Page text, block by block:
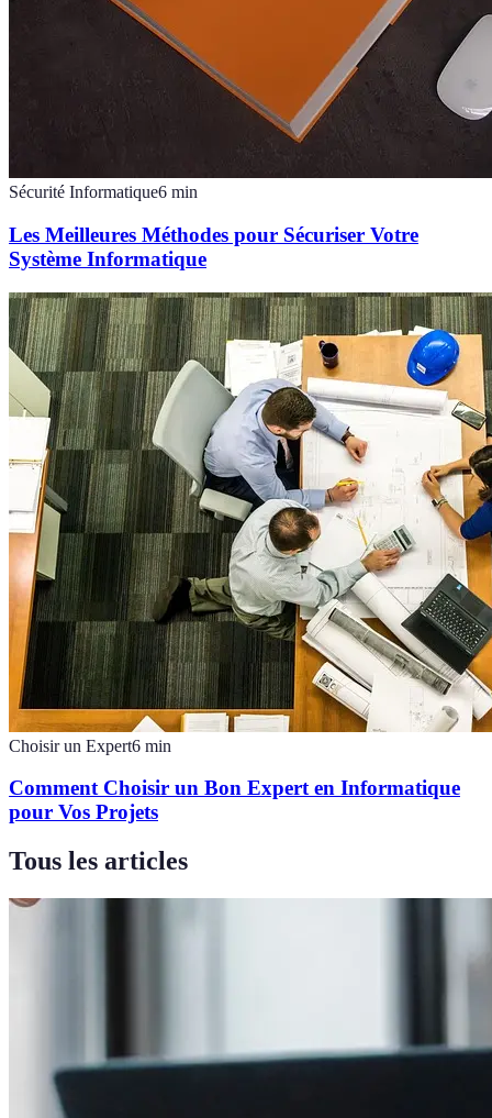
Sécurité Informatique6 min
Les Meilleures Méthodes pour Sécuriser Votre
Système Informatique
Choisir un Expert6 min
Comment Choisir un Bon Expert en Informatique
pour Vos Projets
Tous les articles